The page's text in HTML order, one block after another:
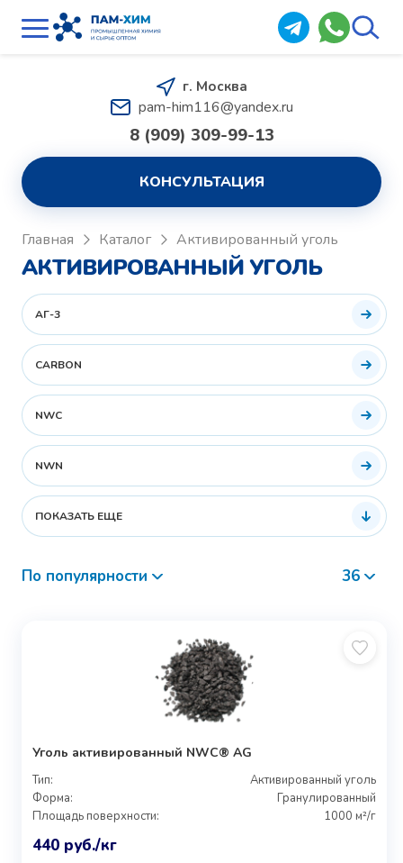
г. Москва
pam-him116@yandex.ru
8 (909) 309-99-13
КОНСУЛЬТАЦИЯ
Главная Каталог Активированный уголь
АКТИВИРОВАННЫЙ УГОЛЬ
АГ-3
CARBON
NWC
NWN
ПОКАЗАТЬ ЕЩЕ
По популярности 36
Уголь активированный NWC® AG
Тип:
Активированный уголь
Форма:
Гранулированный
Площадь поверхности:
1000 м²/г
440 руб./кг